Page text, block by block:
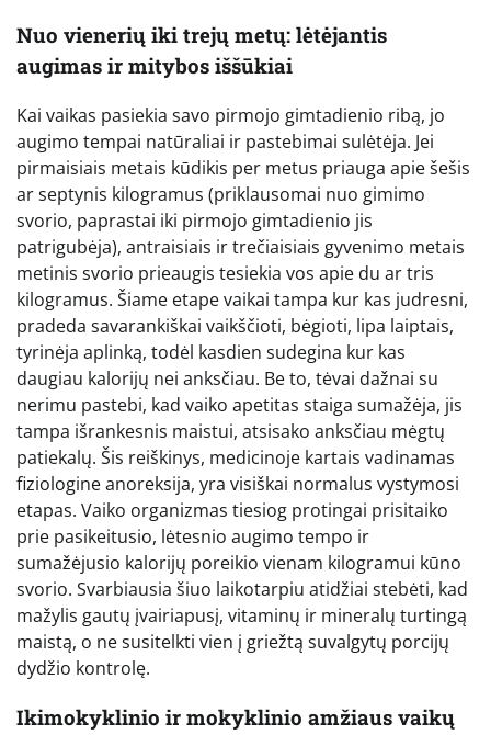
Nuo vienerių iki trejų metų: lėtėjantis
augimas ir mitybos iššūkiai
Kai vaikas pasiekia savo pirmojo gimtadienio ribą, jo
augimo tempai natūraliai ir pastebimai sulėtėja. Jei
pirmaisiais metais kūdikis per metus priauga apie šešis
ar septynis kilogramus (priklausomai nuo gimimo
svorio, paprastai iki pirmojo gimtadienio jis
patrigubėja), antraisiais ir trečiaisiais gyvenimo metais
metinis svorio prieaugis tesiekia vos apie du ar tris
kilogramus. Šiame etape vaikai tampa kur kas judresni,
pradeda savarankiškai vaikščioti, bėgioti, lipa laiptais,
tyrinėja aplinką, todėl kasdien sudegina kur kas
daugiau kalorijų nei anksčiau. Be to, tėvai dažnai su
nerimu pastebi, kad vaiko apetitas staiga sumažėja, jis
tampa išrankesnis maistui, atsisako anksčiau mėgtų
patiekalų. Šis reiškinys, medicinoje kartais vadinamas
fiziologine anoreksija, yra visiškai normalus vystymosi
etapas. Vaiko organizmas tiesiog protingai prisitaiko
prie pasikeitusio, lėtesnio augimo tempo ir
sumažėjusio kalorijų poreikio vienam kilogramui kūno
svorio. Svarbiausia šiuo laikotarpiu atidžiai stebėti, kad
mažylis gautų įvairiapusį, vitaminų ir mineralų turtingą
maistą, o ne susitelkti vien į griežtą suvalgytų porcijų
dydžio kontrolę.
Ikimokyklinio ir mokyklinio amžiaus vaikų